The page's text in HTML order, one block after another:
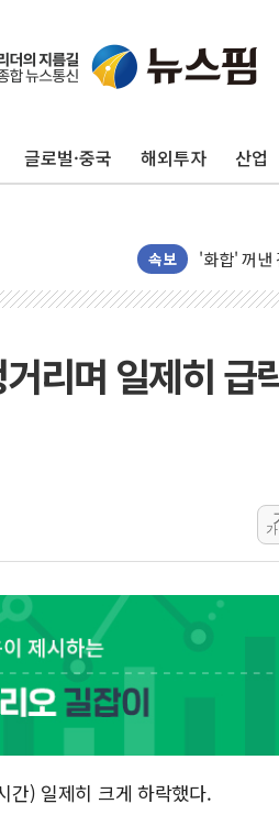
글로벌·중국 해외투자 산업
속보
美, 이란전
강릉·동해
서울 중랑
李대통령 "
인천서 말
'화합' 꺼낸
동해중부
인제 용
동해시,
강원 중·
거리며 일제히
가
간) 일제히 크게 하락했다.